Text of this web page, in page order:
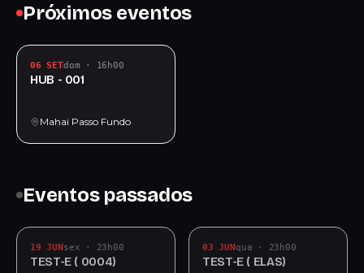
Próximos eventos
06 SETdom · 16h00
HUB - 001
Mahai Passo Fundo
Eventos passados
19 JUNsex · 23h00
TEST-E ( 0004)
03 JUNqua · 23h00
TEST-E ( ELAS)